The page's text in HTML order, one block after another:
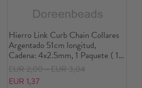
Hierro Link Curb Chain Collares
Argentado 51cm longitud,
Cadena: 4x2.5mm, 1 Paquete ( 12
Unidades/Paquete)
EUR 2,00～EUR 3,04
EUR 1,37